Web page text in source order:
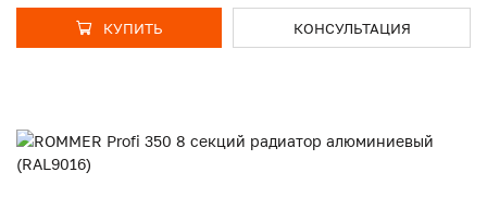
КУПИТЬ КОНСУЛЬТАЦИЯ